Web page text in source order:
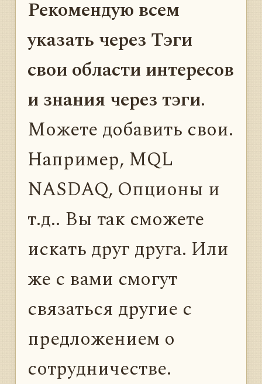
Рекомендую всем
указать через Тэги
свои области интересов
и знания через тэги.
Можете добавить свои.
Например, MQL
NASDAQ, Опционы и
т.д.. Вы так сможете
искать друг друга. Или
же с вами смогут
связаться другие с
предложением о
сотрудничестве.